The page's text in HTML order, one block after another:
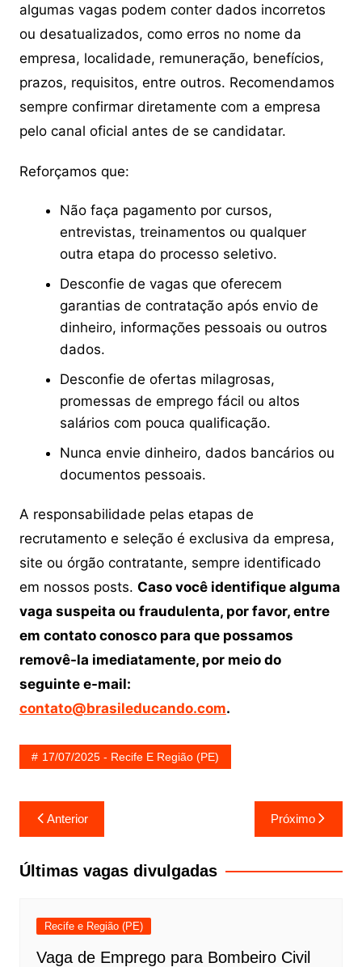
algumas vagas podem conter dados incorretos
ou desatualizados, como erros no nome da
empresa, localidade, remuneração, benefícios,
prazos, requisitos, entre outros. Recomendamos
sempre confirmar diretamente com a empresa
pelo canal oficial antes de se candidatar.
Reforçamos que:
Não faça pagamento por cursos,
entrevistas, treinamentos ou qualquer
outra etapa do processo seletivo.
Desconfie de vagas que oferecem
garantias de contratação após envio de
dinheiro, informações pessoais ou outros
dados.
Desconfie de ofertas milagrosas,
promessas de emprego fácil ou altos
salários com pouca qualificação.
Nunca envie dinheiro, dados bancários ou
documentos pessoais.
A responsabilidade pelas etapas de
recrutamento e seleção é exclusiva da empresa,
site ou órgão contratante, sempre identificado
em nossos posts. Caso você identifique alguma
vaga suspeita ou fraudulenta, por favor, entre
em contato conosco para que possamos
removê-la imediatamente, por meio do
seguinte e-mail:
contato@brasileducando.com.
17/07/2025 - Recife E Região (PE)
Navegação
de
Post
Anterior Próximo
Últimas vagas divulgadas
Recife e Região (PE)
Vaga de Emprego para Bombeiro Civil